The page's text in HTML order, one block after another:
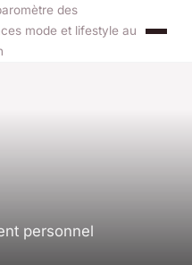
des
mode et lifestyle au
personnel